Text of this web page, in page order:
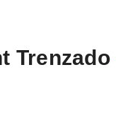
Trenzado